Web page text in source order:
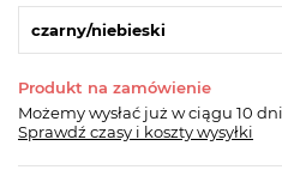
czarny/niebieski
Produkt na zamówienie
Możemy wysłać już w ciągu 10 dni
Sprawdź czasy i koszty wysyłki